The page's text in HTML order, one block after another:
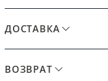
ДОСТАВКА
ВОЗВРАТ